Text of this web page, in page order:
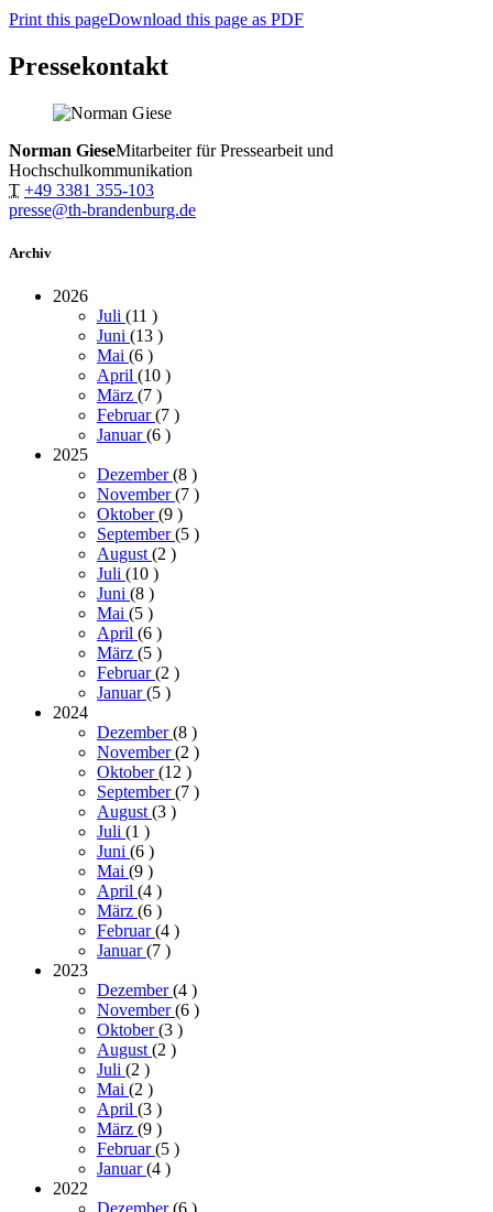
Print this pageDownload this page as PDF
Pressekontakt
Norman GieseMitarbeiter für Pressearbeit und
Hochschulkommunikation
T +49 3381 355-103
presse@th-brandenburg.de
Archiv
2026
Juli (11 )
Juni (13 )
Mai (6 )
April (10 )
März (7 )
Februar(7 )
Januar(6 )
2025
Dezember(8 )
November(7 )
Oktober(9 )
September(5 )
August(2 )
Juli (10 )
Juni (8 )
Mai (5 )
April (6 )
März (5 )
Februar(2 )
Januar(5 )
2024
Dezember(8 )
November(2 )
Oktober(12 )
September(7 )
August(3 )
Juli (1 )
Juni (6 )
Mai (9 )
April (4 )
März (6 )
Februar(4 )
Januar(7 )
2023
Dezember(4 )
November(6 )
Oktober(3 )
August(2 )
Juli (2 )
Mai (2 )
April (3 )
März (9 )
Februar(5 )
Januar(4 )
2022